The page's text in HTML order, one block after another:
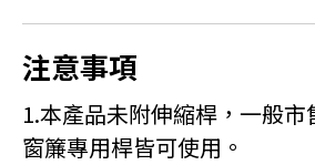
注意事項
1.本產品未附伸縮桿，一般市
窗簾專用桿皆可使用。